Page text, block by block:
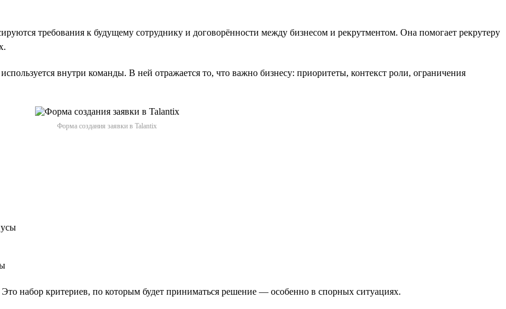
требования к будущему сотруднику и договорённости между бизнесом и рекрутментом. Она помогает рекрутеру
внутри команды. В ней отражается то, что важно бизнесу: приоритеты, контекст роли, ограничения
Форма создания заявки в Talantix
набор критериев, по которым будет приниматься решение — особенно в спорных ситуациях.